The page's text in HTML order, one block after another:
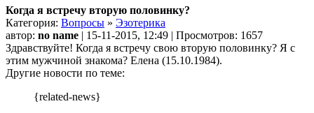
Когда я встречу вторую половинку?
Категория: Вопросы » Эзотерика
автор: no name | 15-11-2015, 12:49 | Просмотров: 1657
Здравствуйте! Когда я встречу свою вторую половинку? Я с
этим мужчиной знакома? Елена (15.10.1984).
Другие новости по теме:
{related-news}